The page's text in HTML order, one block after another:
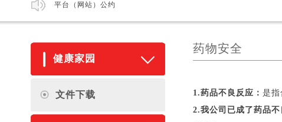
平台（网站）公约
健康家园
文件下载
药物安全
1.药品不良反应： 是指
2.我公司已成了药品